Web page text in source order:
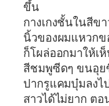
ขึ้น
กางเกงชั้นในสีข
นิ้วของผมแหวกข
ก็โผล่ออกมาให้เ
สีชมพูซีดๆ ขนอุย
ปากรูแคมบุ๋มลงไ
สาวได้ไม่ยาก ต